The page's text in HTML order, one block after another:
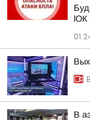
lОК
В